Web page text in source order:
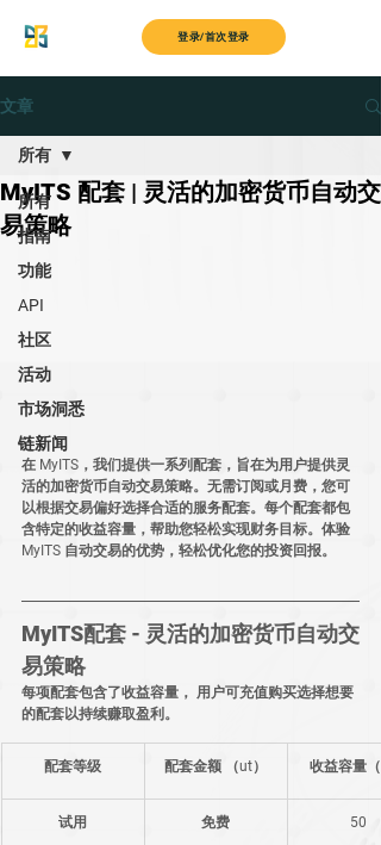
登录/首次登录
文章
所有
指南
功能
API
社区
活动
市场洞悉
链新闻
所有
MyITS 配套 | 灵活的加密货币自动交
易策略
在 MyITS，我们提供一系列配套，旨在为用户提供灵
活的加密货币自动交易策略。无需订阅或月费，您可
以根据交易偏好选择合适的服务配套。每个配套都包
含特定的收益容量，帮助您轻松实现财务目标。体验
MyITS 自动交易的优势，轻松优化您的投资回报。
MyITS配套 - 灵活的加密货币自动交
易策略
每项配套包含了收益容量， 用户可充值购买选择想要
的配套以持续赚取盈利。
​配套等级 配套金额 （ut） 收益容量（
试用 免费 50